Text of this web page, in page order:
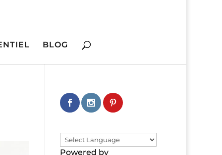
BLOG
Powered by